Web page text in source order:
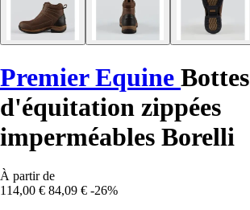
Premier Equine Bottes
d'équitation zippées
imperméables Borelli
À partir de
114,00 € 84,09 € -26%